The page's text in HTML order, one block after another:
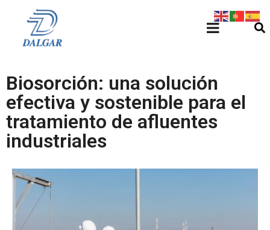
Biosorción: una solución
efectiva y sostenible para el
tratamiento de afluentes
industriales